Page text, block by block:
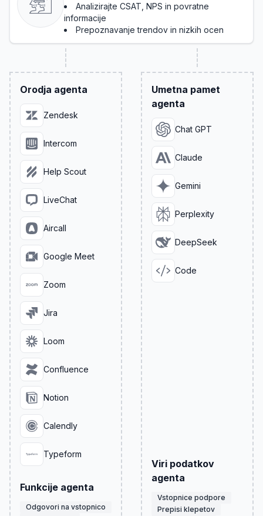
Analizirajte CSAT, NPS in povratne
informacije
Prepoznavanje trendov in nizkih ocen
Orodja agenta
Zendesk
Intercom
Help Scout
LiveChat
Aircall
Google Meet
Zoom
Jira
Loom
Confluence
Notion
Calendly
Typeform
Funkcije agenta
Odgovori na vstopnico
Umetna pamet
agenta
Chat GPT
Claude
Gemini
Perplexity
DeepSeek
Code
Viri podatkov
agenta
Vstopnice podpore
Prepisi klepetov